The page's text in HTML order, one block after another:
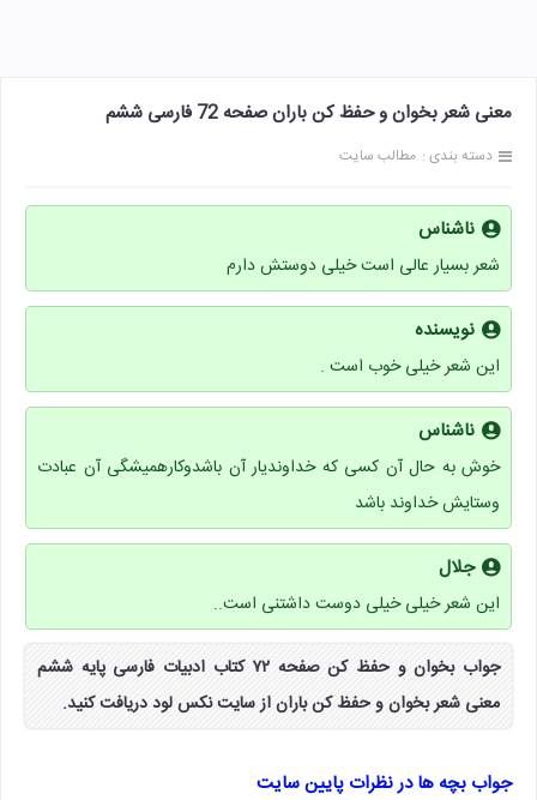
معنی شعر بخوان و حفظ کن باران صفحه 72 فارسی ششم
دسته بندی : مطالب سایت
ناشناس
شعر بسیار عالی است خیلی دوستش دارم
نویسنده
این شعر خیلی خوب است .
ناشناس
خوش به حال آن کسی که خداوندیار آن باشدوکارهمیشگی آن عبادت
وستایش خداوند باشد
جلال
این شعر خیلی خیلی دوست داشتنی است..
جواب بخوان و حفظ کن صفحه ۷۲ کتاب ادبیات فارسی پایه ششم
معنی شعر بخوان و حفظ کن باران از سایت نکس لود دریافت کنید.
جواب بچه ها در نظرات پایین سایت